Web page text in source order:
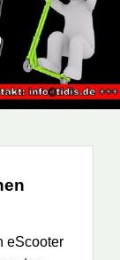
eScooter